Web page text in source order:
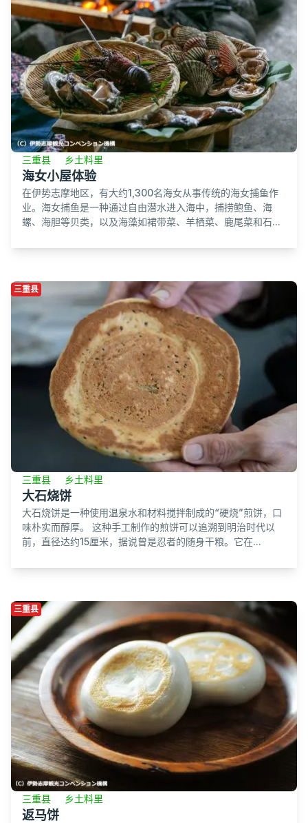
三重县 乡土料里
海女小屋体验
在伊势志摩地区，有大约1,300名海女从事传统的海女捕鱼作
业。海女捕鱼是一种通过自由潜水进入海中，捕捞鲍鱼、海
螺、海胆等贝类，以及海藻如裙带菜、羊栖菜、鹿尾菜和石...
三重县
三重县 乡土料里
大石烧饼
大石烧饼是一种使用温泉水和材料搅拌制成的“硬烧”煎饼，口
味朴实而醇厚。 这种手工制作的煎饼可以追溯到明治时代以
前，直径达约15厘米，据说曾是忍者的随身干粮。它在...
三重县
三重县 乡土料里
返马饼